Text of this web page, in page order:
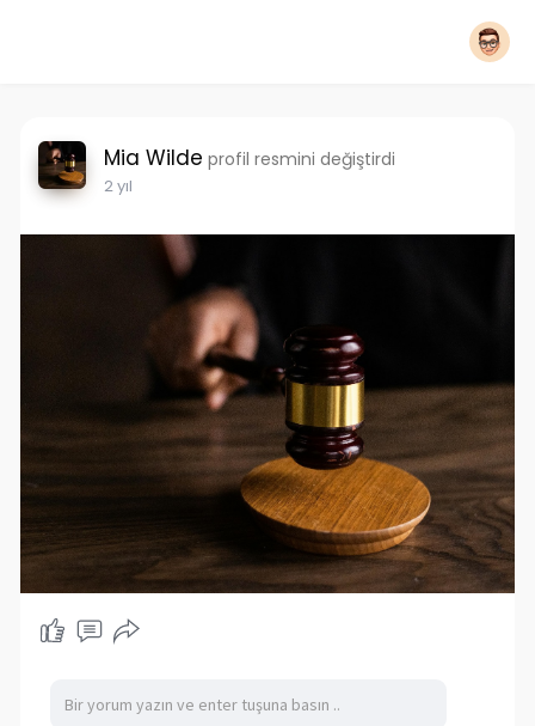
Mia Wilde profil resmini değiştirdi
2 yıl